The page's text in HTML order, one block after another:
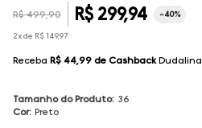
R$ 499,90 R$ 299,94 -40%
2x de R$ 149,97
Receba R$ 44,99 de Cashback Dudalina
Tamanho do Produto: 36
Cor: Preto